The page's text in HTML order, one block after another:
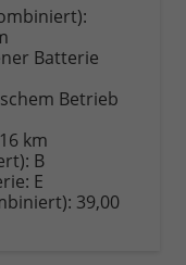
Datei,
Fahrzeugexposé
drucken
drucken,
parken
oder
vergleichen
Batterie
Betrieb
km
B
E
39,00